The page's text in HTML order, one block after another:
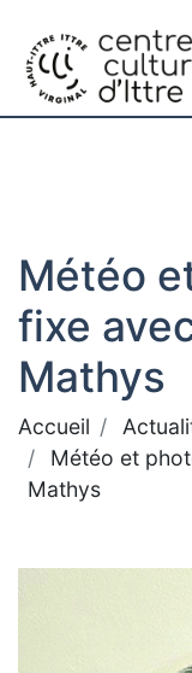
Météo
fixe
Mathys
Accueil
Météo et
Mathys